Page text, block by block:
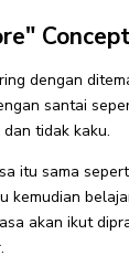
dengan
santai
tidak kaku.
itu sama
kemudian
akan ikut